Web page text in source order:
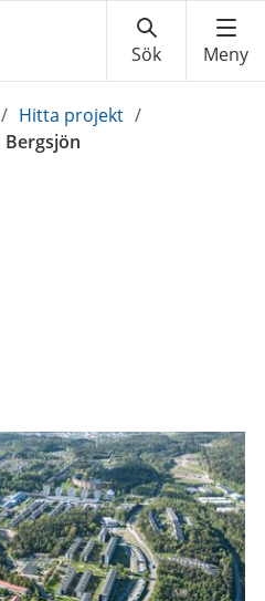
/ Hitta projekt /
Bergsjön